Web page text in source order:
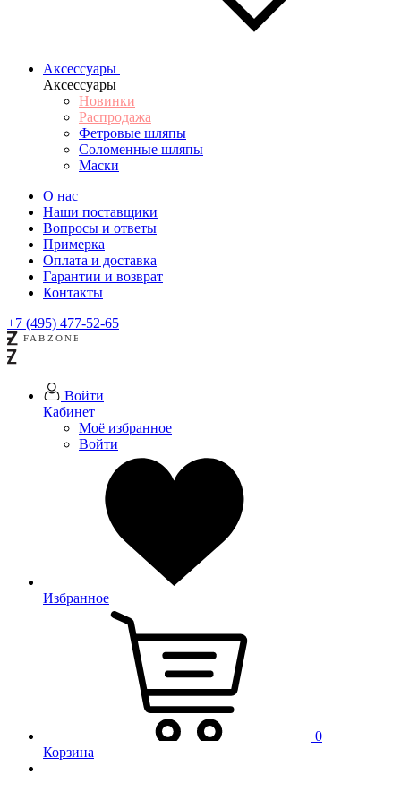
Аксессуары
Аксессуары
Новинки
Распродажа
Фетровые шляпы
Соломенные шляпы
Маски
О нас
Наши поставщики
Вопросы и ответы
Примерка
Оплата и доставка
Гарантии и возврат
Контакты
+7 (495) 477-52-65
Войти
Кабинет
Моё избранное
Войти
Избранное
0
Корзина